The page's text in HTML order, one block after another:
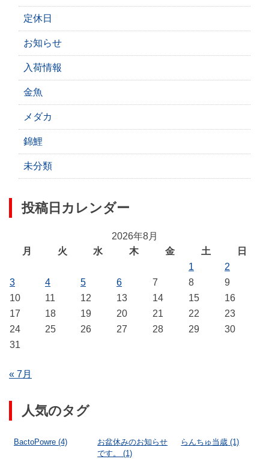
定休日
お知らせ
入荷情報
金魚
メダカ
錦鯉
未分類
投稿日カレンダー
2026年8月
月
火 水 木 金 土
日
1
2
3
4 5 6 7 8
9
10
11 12 13 14 15
16
17
18 19 20 21 22
23
24
25 26 27 28 29
30
31
« 7月
人気のタグ
BactoPowre (4)
お盆休みのお知らせ
です。
(1)
らんちゅ当歳 (1)